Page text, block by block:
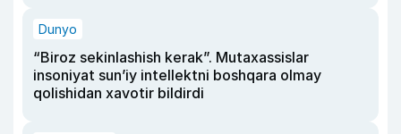
Dunyo
“Biroz sekinlashish kerak”. Mutaxassislar
insoniyat sun’iy intellektni boshqara olmay
qolishidan xavotir bildirdi